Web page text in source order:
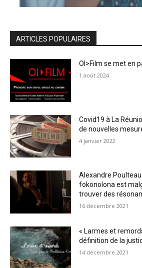
ARTICLES POPULAIRES
OI>Film se met en
1 août 2024
Covid19 à La
de nouvelles
4 janvier 2022
Alexandre
fokonolona est
trouver des
16 décembre 2021
« Larmes et
définition de la
14 décembre 2021